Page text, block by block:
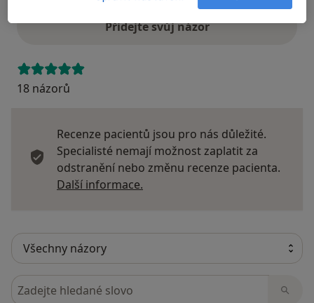
Přidejte svůj názor
18 názorů
Recenze pacientů jsou pro nás důležité.
Specialisté nemají možnost zaplatit za
odstranění nebo změnu recenze pacienta.
Další informace.
Hledejte v názorech